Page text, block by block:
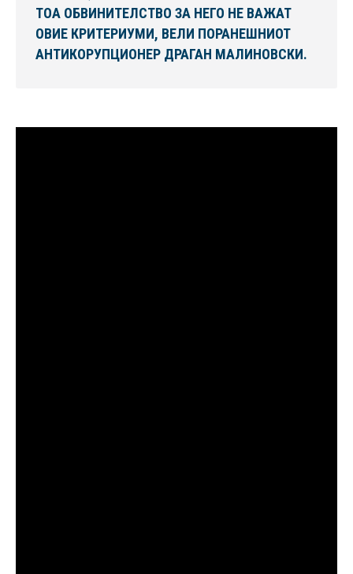
ТОА ОБВИНИТЕЛСТВО ЗА НЕГО НЕ ВАЖАТ
ОВИЕ КРИТЕРИУМИ, ВЕЛИ ПОРАНЕШНИОТ
АНТИКОРУПЦИОНЕР ДРАГАН МАЛИНОВСКИ.